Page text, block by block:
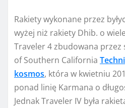
Rakiety wykonane przez
wyżej niż rakiety Dhib. o
Traveler 4 zbudowana
of Southern California
kosmos, która w kwietniu
ponad linię Karmana o
Jednak Traveler IV była